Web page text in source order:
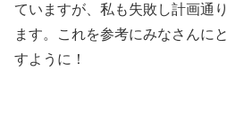
ていますが、私も失敗し計画通
ます。これを参考にみなさんに
すように！